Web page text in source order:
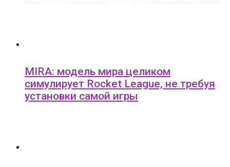
MIRA: модель мира целиком
симулирует Rocket League, не требуя
установки самой игры